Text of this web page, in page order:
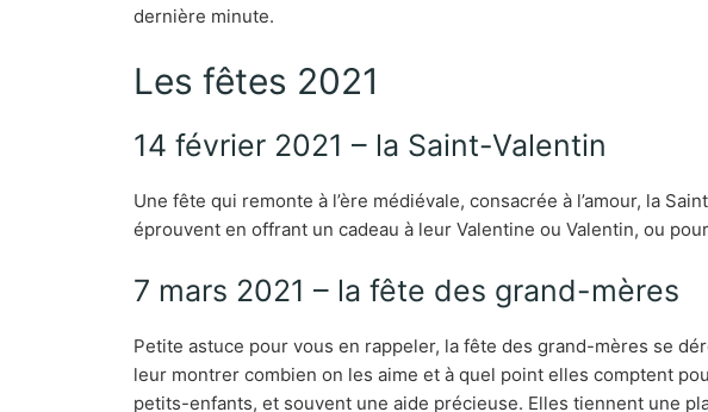
dernière minute.
Les fêtes 2021
14 février 2021 – la Saint-Valentin
Une fête qui remonte à l’ère médiévale, consacrée à l’amour, la
éprouvent en offrant un cadeau à leur Valentine ou Valentin, ou
7 mars 2021 – la fête des grand-mères
Petite astuce pour vous en rappeler, la fête des grand-mères se
leur montrer combien on les aime et à quel point elles comptent
petits-enfants, et souvent une aide précieuse. Elles tiennent une